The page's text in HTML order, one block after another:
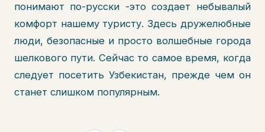
понимают по-русски -это создает небывалый
комфорт нашему туристу. Здесь дружелюбные
люди, безопасные и просто волшебные города
шелкового пути. Сейчас то самое время, когда
следует посетить Узбекистан, прежде чем он
станет слишком популярным.